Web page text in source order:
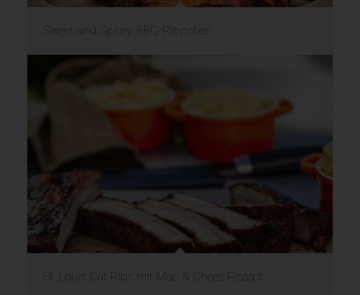
Sweet and Spicey BBQ Rippchen
St. Louis Cut Ribs mit Mac & Chees Rezept